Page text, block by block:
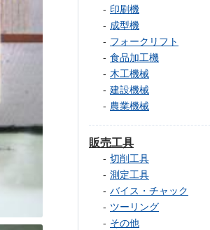
印刷機
成型機
フォークリフト
食品加工機
木工機械
建設機械
農業機械
販売工具
切削工具
測定工具
バイス・チャック
ツーリング
その他